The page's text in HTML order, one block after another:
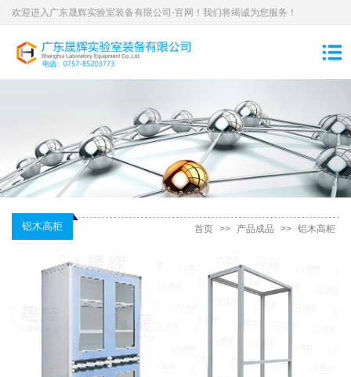
欢迎进入广东晟辉实验室装备有限公司-官网！我们将竭诚为您服务！
铝木高柜 首页 >> 产品成品 >> 铝木高柜